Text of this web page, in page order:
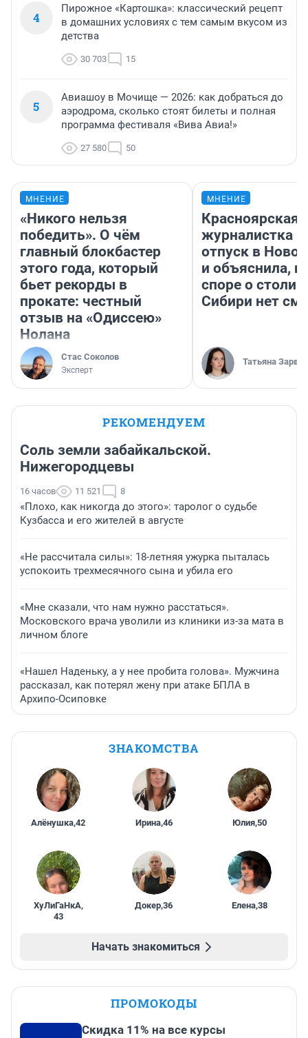
4
Пирожное «Картошка»: классический рецепт
в домашних условиях с тем самым вкусом из
детства
30 703 15
5
Авиашоу в Мочище — 2026: как добраться до
аэродрома, сколько стоят билеты и полная
программа фестиваля «Вива Авиа!»
27 580 50
МНЕНИЕ
«Никого нельзя
победить». О чём
главный блокбастер
этого года, который
бьет рекорды в
прокате: честный
отзыв на «Одиссею»
Нолана
Стас Соколов
Эксперт
МНЕНИЕ
Красноярская
журналистка
отпуск в
и объяснила,
споре о
Сибири нет
Татьяна Зарва
РЕКОМЕНДУЕМ
Соль земли забайкальской.
Нижегородцевы
16 часов 11 521 8
«Плохо, как никогда до этого»: таролог о судьбе
Кузбасса и его жителей в августе
«Не рассчитала силы»: 18-летняя ужурка пыталась
успокоить трехмесячного сына и убила его
«Мне сказали, что нам нужно расстаться».
Московского врача уволили из клиники из-за мата в
личном блоге
«Нашел Наденьку, а у нее пробита голова». Мужчина
рассказал, как потерял жену при атаке БПЛА в
Архипо-Осиповке
ЗНАКОМСТВА
Алёнушка,42 Ирина,46 Юлия,50
ХуЛиГаНкА,
43
Докер,36 Елена,38
Начать знакомиться
ПРОМОКОДЫ
Скидка 11% на все курсы